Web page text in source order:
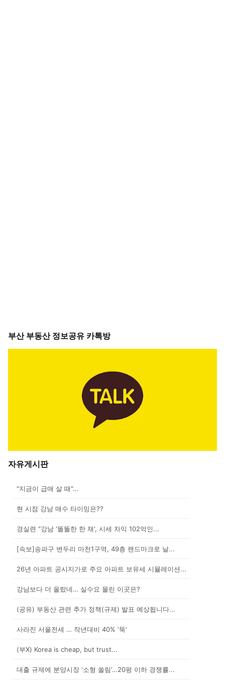
부산 부동산 정보공유 카톡방
자유게시판
"지금이 급매 살 때"…
현 시점 강남 매수 타이밍은??
경실련 "강남 '똘똘한 한 채', 시세 차익 102억인...
[속보]송파구 변두리 마천1구역, 49층 랜드마크로 날...
26년 아파트 공시지가로 주요 아파트 보유세 시뮬레이션...
강남보다 더 올랐네… 실수요 몰린 이곳은?
(공유) 부동산 관련 추가 정책(규제) 발표 예상됩니다...
사라진 서울전세 … 작년대비 40% '뚝'
(부X) Korea is cheap, but trust...
대출 규제에 분양시장 '소형 쏠림'…20평 이하 경쟁률...